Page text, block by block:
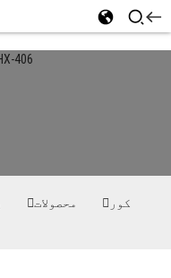
کور محصولات